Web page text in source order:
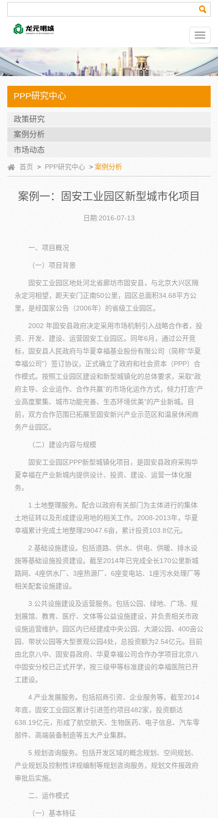
PPP研究中心
政策研究
案例分析
市场动态
首页 > PPP研究中心 > 案例分析
案例一：固安工业园区新型城市化项目
日期:2016-07-13
一、项目概况
（一）项目背景
固安工业园区地处河北省廊坊市固安县，与北京大兴区隔
永定河相望，距天安门正南50公里，园区总面积34.68平方公
里，是经国家公告（2006年）的省级工业园区。
2002 年固安县政府决定采用市场机制引入战略合作者，投
资、开发、建设、运营固安工业园区。同年6月，通过公开竞
标，固安县人民政府与华夏幸福基业股份有限公司（简称“华夏
幸福公司”）签订协议，正式确立了政府和社会资本（PPP）合
作模式。按照工业园区建设和新型城镇化的总体要求，采取“政
府主导、企业运作、合作共赢”的市场化运作方式，倾力打造“产
业高度聚集、城市功能完善、生态环境优美”的产业新城。目
前，双方合作范围已拓展至固安新兴产业示范区和温泉休闲商
务产业园区。
（二）建设内容与规模
固安工业园区PPP新型城镇化项目，是固安县政府采购华
夏幸福在产业新城内提供设计、投资、建设、运营一体化服
务。
1.土地整理服务。配合以政府有关部门为主体进行的集体
土地征转以及形成建设用地的相关工作。2008-2013年，华夏
幸福累计完成土地整理29047.6亩，累计投资103.8亿元。
2.基础设施建设。包括道路、供水、供电、供暖、排水设
施等基础设施投资建设。截至2014年已完成全长170公里新城
路网、4座供水厂、3座热源厂、6座变电站、1座污水处理厂等
相关配套设施建设。
3.公共设施建设及运营服务。包括公园、绿地、广场、规
划展馆、教育、医疗、文体等公益设施建设，并负责相关市政
设施运营维护。园区内已经建成中央公园、大湖公园、400亩公
园、带状公园等大型景观公园4处，总投资额为2.54亿元。目前
由北京八中、固安县政府、华夏幸福公司合作办学项目北京八
中固安分校已正式开学，按三级甲等标准建设的幸福医院已开
工建设。
4.产业发展服务。包括招商引资、企业服务等。截至2014
年底，固安工业园区累计引进签约项目482家，投资额达
638.19亿元，形成了航空航天、生物医药、电子信息、汽车零
部件、高端装备制造等五大产业集群。
5.规划咨询服务。包括开发区域的概念规划、空间规划、
产业规划及控制性详规编制等规划咨询服务，规划文件报政府
审批后实施。
二、运作模式
（一）基本特征